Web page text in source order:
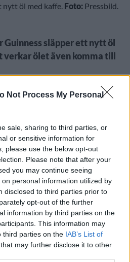
Not Process My Personal
sale, sharing to third parties, or
or sensitive information for
please use the below opt-out
Please note that after your
you may continue seeing
personal information utilized by
disclosed to third parties prior to
opt-out of the further
information by third parties on the
This information may
third parties on the IAB’s List of
that may further disclose it to other
nytt öl med kaffe. Foto: Pressbild.
Guinness släpper ett nytt öl
verkar ölet även komma till
Brew Coffee som nu ska
släpptes i liten skala under
rejält.